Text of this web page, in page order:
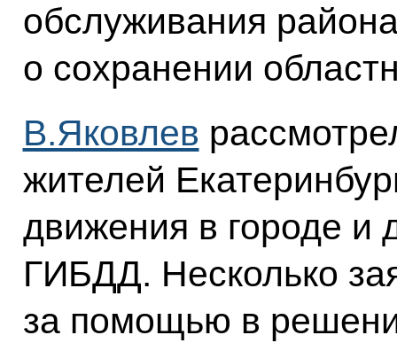
обслуживания
о сохранении
В.Яковлев
жителей
движения в городе и
ГИБДД. Несколько
за помощью в